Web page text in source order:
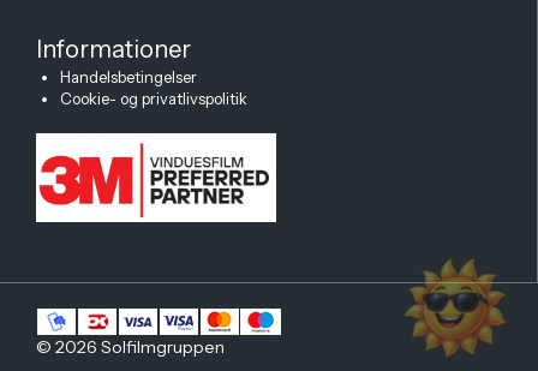
Informationer
Handelsbetingelser
Cookie- og privatlivspolitik
© 2026 Solfilmgruppen